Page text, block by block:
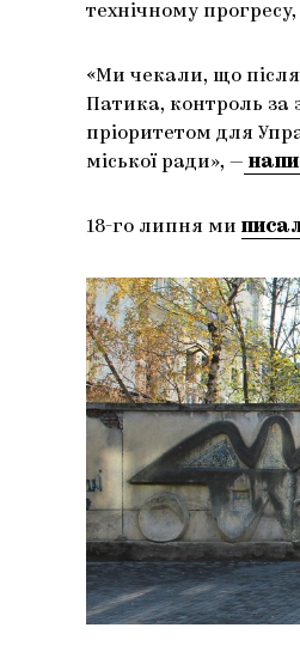
технічному
«Ми чекали, що
Патика, контроль за
пріоритетом для
міської ради», —
18-го липня ми